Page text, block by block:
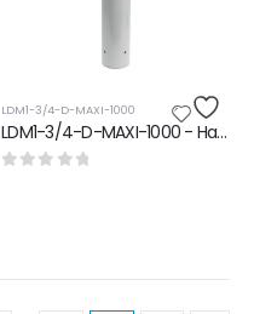
LDM1-3/4-D-MAXI-1000
LDM1-3/4-D-MAXI-1000 - Hava Kurutucu